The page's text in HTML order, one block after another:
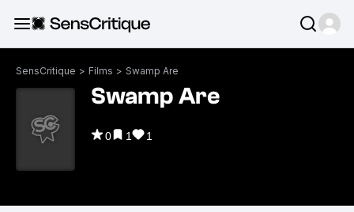
SensCritique > Films > Swamp Are
Swamp Are
0 1 1